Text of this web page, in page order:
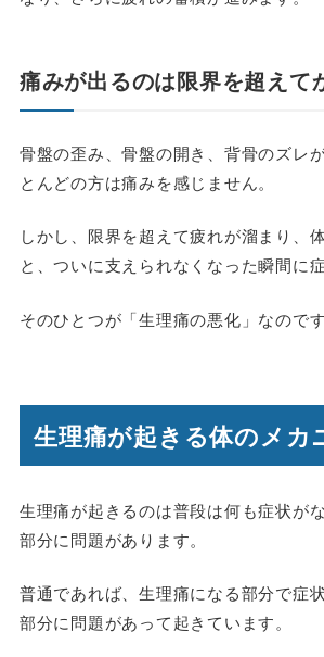
痛みが出るのは限界を超えて
骨盤の歪み、骨盤の開き、背骨のズレ
とんどの方は痛みを感じません。
しかし、限界を超えて疲れが溜まり、
と、ついに支えられなくなった瞬間に
そのひとつが「生理痛の悪化」なのです
生理痛が起きる体のメカ
生理痛が起きるのは普段は何も症状が
部分に問題があります。
普通であれば、生理痛になる部分で症
部分に問題があって起きています。